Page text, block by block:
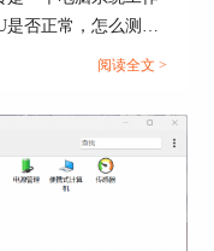
读取方式、随机
其界面如下。
是否正常，怎么测试
阅读全文 >